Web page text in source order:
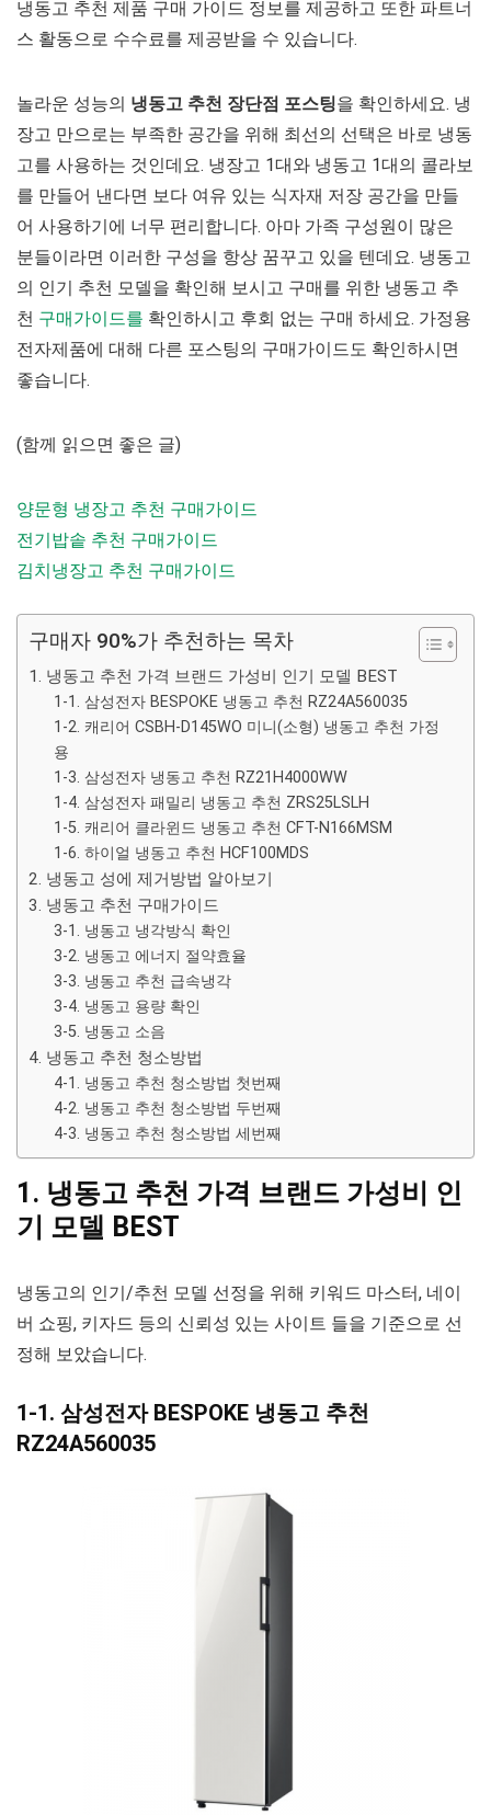
냉동고 추천 제품 구매 가이드 정보를 제공하고 또한 파트너
스 활동으로 수수료를 제공받을 수 있습니다.
놀라운 성능의 냉동고 추천 장단점 포스팅을 확인하세요. 냉
장고 만으로는 부족한 공간을 위해 최선의 선택은 바로 냉동
고를 사용하는 것인데요. 냉장고 1대와 냉동고 1대의 콜라보
를 만들어 낸다면 보다 여유 있는 식자재 저장 공간을 만들
어 사용하기에 너무 편리합니다. 아마 가족 구성원이 많은
분들이라면 이러한 구성을 항상 꿈꾸고 있을 텐데요. 냉동고
의 인기 추천 모델을 확인해 보시고 구매를 위한 냉동고 추
천 구매가이드를 확인하시고 후회 없는 구매 하세요. 가정용
전자제품에 대해 다른 포스팅의 구매가이드도 확인하시면
좋습니다.
(함께 읽으면 좋은 글)
양문형 냉장고 추천 구매가이드
전기밥솥 추천 구매가이드
김치냉장고 추천 구매가이드
구매자 90%가 추천하는 목차
1. 냉동고 추천 가격 브랜드 가성비 인기 모델 BEST
1-1. 삼성전자 BESPOKE 냉동고 추천 RZ24A560035
1-2. 캐리어 CSBH-D145WO 미니(소형) 냉동고 추천 가정
용
1-3. 삼성전자 냉동고 추천 RZ21H4000WW
1-4. 삼성전자 패밀리 냉동고 추천 ZRS25LSLH
1-5. 캐리어 클라윈드 냉동고 추천 CFT-N166MSM
1-6. 하이얼 냉동고 추천 HCF100MDS
2. 냉동고 성에 제거방법 알아보기
3. 냉동고 추천 구매가이드
3-1. 냉동고 냉각방식 확인
3-2. 냉동고 에너지 절약효율
3-3. 냉동고 추천 급속냉각
3-4. 냉동고 용량 확인
3-5. 냉동고 소음
4. 냉동고 추천 청소방법
4-1. 냉동고 추천 청소방법 첫번째
4-2. 냉동고 추천 청소방법 두번째
4-3. 냉동고 추천 청소방법 세번째
1. 냉동고 추천 가격 브랜드 가성비 인
기 모델 BEST
냉동고의 인기/추천 모델 선정을 위해 키워드 마스터, 네이
버 쇼핑, 키자드 등의 신뢰성 있는 사이트 들을 기준으로 선
정해 보았습니다.
1-1. 삼성전자 BESPOKE 냉동고 추천
RZ24A560035